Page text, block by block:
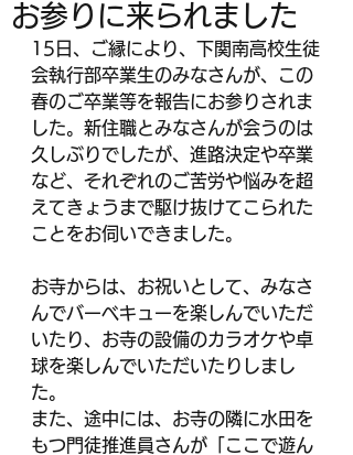
お参りに来られました
15日、ご縁により、下関南高校生徒
会執行部卒業生のみなさんが、この
春のご卒業等を報告にお参りされま
した。新住職とみなさんが会うのは
久しぶりでしたが、進路決定や卒業
など、それぞれのご苦労や悩みを超
えてきょうまで駆け抜けてこられた
ことをお伺いできました。
お寺からは、お祝いとして、みなさ
んでバーベキューを楽しんでいただ
いたり、お寺の設備のカラオケや卓
球を楽しんでいただいたりしまし
た。
また、途中には、お寺の隣に水田を
もつ門徒推進員さんが「ここで遊ん